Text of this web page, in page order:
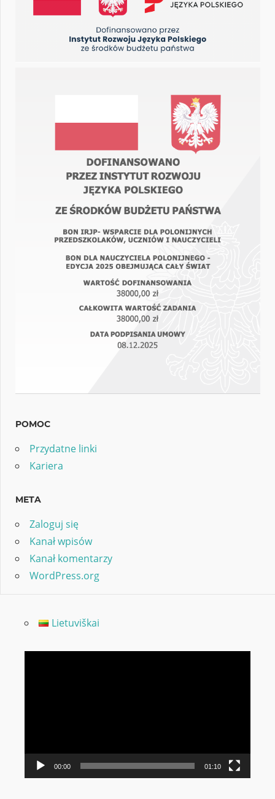
POMOC
Przydatne linki
Kariera
META
Zaloguj się
Kanał wpisów
Kanał komentarzy
WordPress.org
Lietuviškai
00:00 01:10